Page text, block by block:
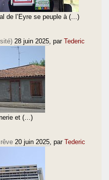
de l’Eyre se peuple à (…)
28 juin 2025 , par Tederic
et (…)
20 juin 2025 , par Tederic